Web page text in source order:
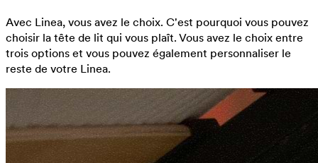
Avec Linea, vous avez le choix. C'est pourquoi vous pouvez
choisir la tête de lit qui vous plaît. Vous avez le choix entre
trois options et vous pouvez également personnaliser le
reste de votre Linea.